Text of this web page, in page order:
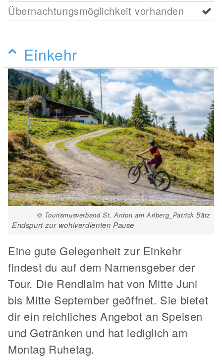
Übernachtungsmöglichkeit vorhanden
Einkehr
© Tourismusverband St. Anton am Arlberg_Patrick Bätz
Endspurt zur wohlverdienten Pause
Eine gute Gelegenheit zur Einkehr
findest du auf dem Namensgeber der
Tour. Die Rendlalm hat von Mitte Juni
bis Mitte September geöffnet. Sie bietet
dir ein reichliches Angebot an Speisen
und Getränken und hat lediglich am
Montag Ruhetag.